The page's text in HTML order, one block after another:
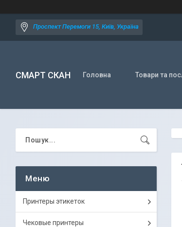
Проспект Перемоги 15, Київ, Україна
СМАРТ СКАН Головна Товари та
Принтеры этикеток
Чековые принтеры